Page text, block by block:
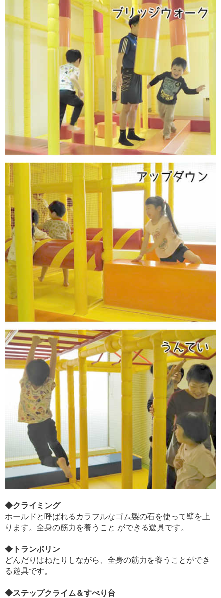
◆クライミング
ホールドと呼ばれるカラフルなゴム製の石を使って壁を上
ります。全身の筋力を養うこと ができる遊具です。
◆トランポリン
どんだりはねたりしながら、全身の筋力を養うことができ
る遊具です。
◆ステップクライム＆すべり台